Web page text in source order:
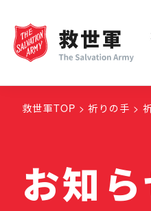
救世軍とは 世
救世軍TOP 祈りの手
お知ら